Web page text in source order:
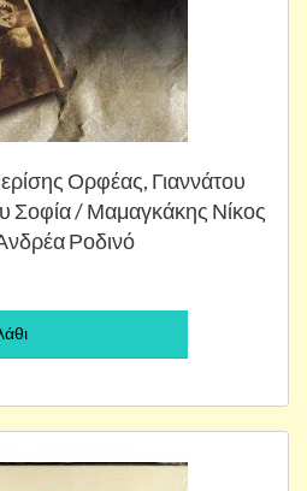
Ορφέας, Γιαννάτου
Σοφία / Μαμαγκάκης Νίκος
Ροδινό